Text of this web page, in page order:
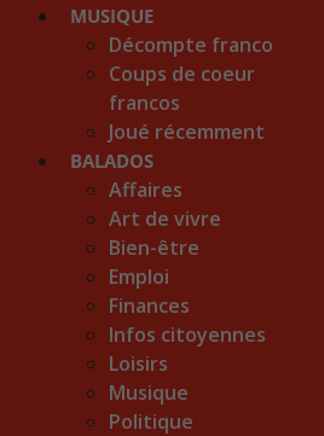
MUSIQUE
Décompte franco
Coups de coeur
francos
Joué récemment
BALADOS
Affaires
Art de vivre
Bien-être
Emploi
Finances
Infos citoyennes
Loisirs
Musique
Politique